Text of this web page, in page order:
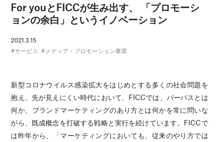
For youとFICCが生み出す、 「プロモーシ
ョンの余白」というイノベーション
2021.3.15
サービス
メディア・プロモーション事業
新型コロナウイルス感染拡大をはじめとする多くの社会問題を
抱え、先が見えにくい時代において、FICCでは、パーパスとは
何か、ブランドマーケティングのあり方とは何かを常に問いな
がら、既成概念を打破する戦略と実行を続けています。FICCで
は昨年から、「マーケティングにおいても、従来のやり方では